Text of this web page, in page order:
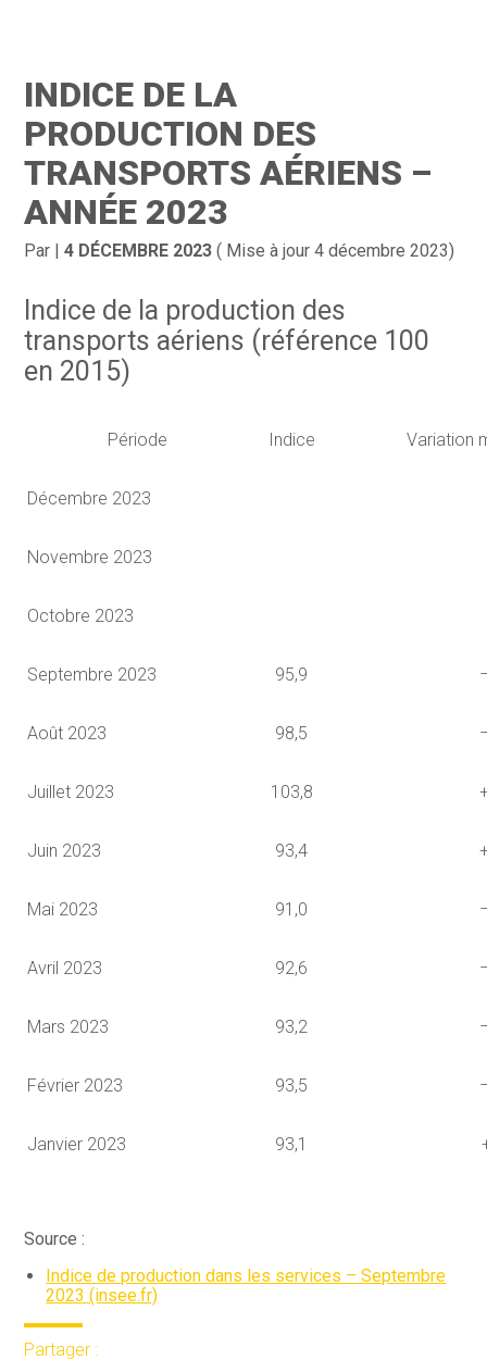
Gestion au quotidien
Pilotage d’entreprise
Entreprise en difficultés
Compta
Juridique
Documents
Dématérialisation / collecte
INDICE DE LA
PRODUCTION DES
TRANSPORTS AÉRIENS –
ANNÉE 2023
Par |4 DÉCEMBRE 2023 ( Mise à jour 4 décembre 2023)
Indice de la production des
transports aériens (référence 100
en 2015)
Période Indice Variation
Décembre 2023
Novembre 2023
Octobre 2023
Septembre 2023 95,9
Août 2023 98,5
Juillet 2023 103,8
Juin 2023 93,4
Mai 2023 91,0
Avril 2023 92,6
Mars 2023 93,2
Février 2023 93,5
Janvier 2023 93,1
Source :
Indice de production dans les services – Septembre
2023 (insee.fr)
Partager :